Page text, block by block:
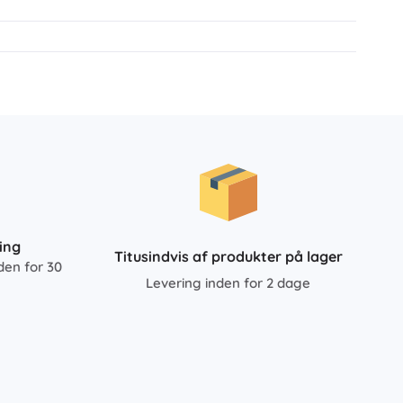
for 30
Titusindvis af produkter på lager
Levering inden for 2 dage